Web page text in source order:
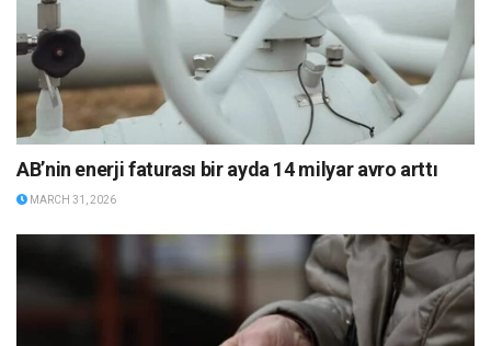
AB’nin enerji faturası bir ayda 14 milyar avro arttı
MARCH 31, 2026